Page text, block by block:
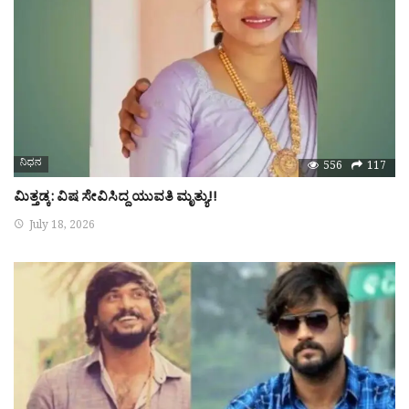
ನಿಧನ 556 117
ಮಿತ್ತಡ್ಕ: ವಿಷ ಸೇವಿಸಿದ್ದ ಯುವತಿ ಮೃತ್ಯು!!
July 18, 2026